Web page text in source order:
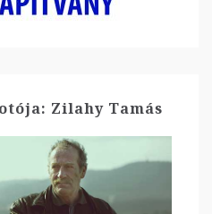
Zilahy Tamás